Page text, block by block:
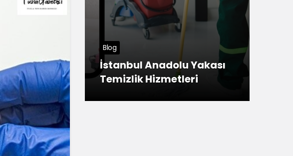
İstanbul Anadolu Yakası
Temizlik Hizmetleri
Tuzla Haberleri
Meşhur Sivas Köftesi
Anadolu Yakası’nda
nerede yenir?